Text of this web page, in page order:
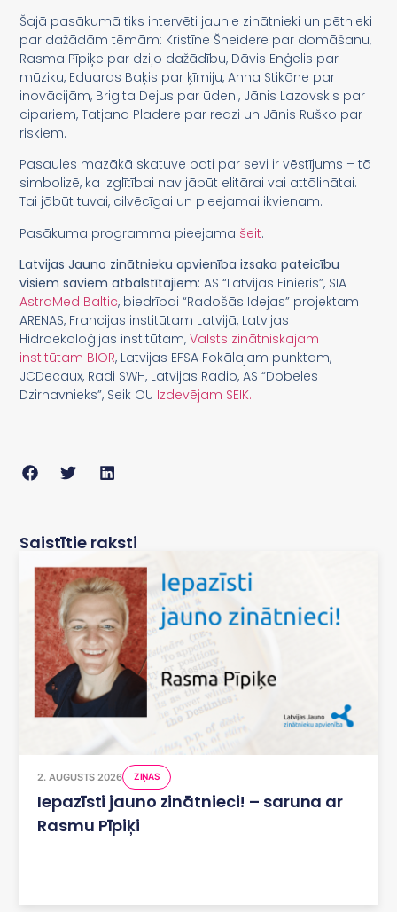
Šajā pasākumā tiks intervēti jaunie zinātnieki un pētnieki
par dažādām tēmām: Kristīne Šneidere par domāšanu,
Rasma Pīpiķe par dziļo dažādību, Dāvis Enģelis par
mūziku, Eduards Baķis par ķīmiju, Anna Stikāne par
inovācijām, Brigita Dejus par ūdeni, Jānis Lazovskis par
cipariem, Tatjana Pladere par redzi un Jānis Ruško par
riskiem.
Pasaules mazākā skatuve pati par sevi ir vēstījums – tā
simbolizē, ka izglītībai nav jābūt elitārai vai attālinātai.
Tai jābūt tuvai, cilvēcīgai un pieejamai ikvienam.
Pasākuma programma pieejama šeit.
Latvijas Jauno zinātnieku apvienība izsaka pateicību
visiem saviem atbalstītājiem:AS “Latvijas Finieris”, SIA
AstraMed Baltic, biedrībai “Radošās Idejas” projektam
ARENAS, Francijas institūtam Latvijā, Latvijas
Hidroekoloģijas institūtam,Valsts zinātniskajam
institūtam BIOR, Latvijas EFSA Fokālajam punktam,
JCDecaux, Radi SWH, Latvijas Radio, AS “Dobeles
Dzirnavnieks”, Seik OÜ Izdevējam SEIK.
Saistītie raksti
2. AUGUSTS 2026 ZIŅAS
Iepazīsti jauno zinātnieci! – saruna ar
Rasmu Pīpiķi